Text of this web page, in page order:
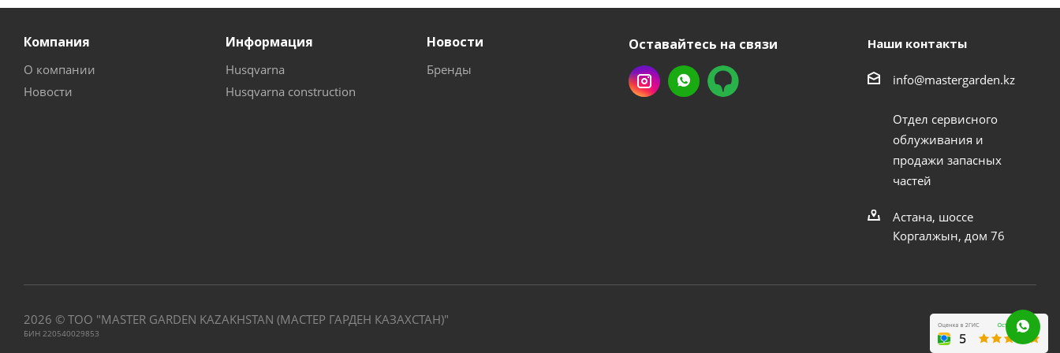
Компания
О компании
Новости
Информация
Husqvarna
Husqvarna construction
Новости
Бренды
Оставайтесь на связи Наши контакты
info@mastergarden.kz
Отдел сервисного
облуживания и
продажи запасных
частей
Астана, шоссе
Коргалжын, дом 76
2026 © ТОО "MASTER GARDEN KAZAKHSTAN (МАСТЕР ГАРДЕН КАЗАХСТАН)"
БИН 220540029853